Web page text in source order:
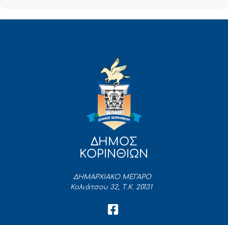
ΔΗΜΟΣ
ΚΟΡΙΝΘΙΩΝ
ΔΗΜΑΡΧΙΑΚΟ ΜΕΓΑΡΟ
Κολιάτσου 32, Τ.Κ. 20131